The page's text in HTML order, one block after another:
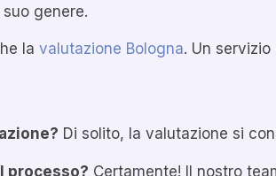
genere.
la valutazione Bologna. Un
Di solito, la valutazione si
processo? Certamente! Il nostro